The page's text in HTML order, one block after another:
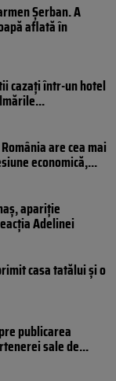
Șerban. A
aflată în
cazați într-un hotel
are cea mai
economică,...
apariție
Adelinei
casa tatălui și o
publicarea
sale de...